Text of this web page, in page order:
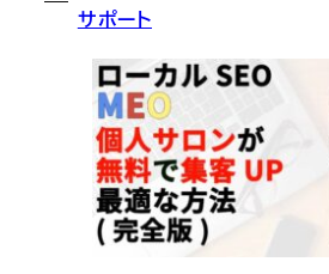
サポート